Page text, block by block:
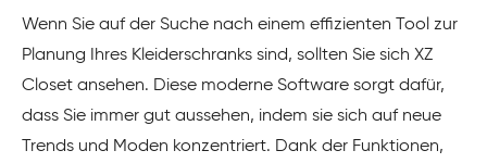
Wenn Sie auf der Suche nach einem effizienten Tool zur
Planung Ihres Kleiderschranks sind, sollten Sie sich XZ
Closet ansehen. Diese moderne Software sorgt dafür,
dass Sie immer gut aussehen, indem sie sich auf neue
Trends und Moden konzentriert. Dank der Funktionen,